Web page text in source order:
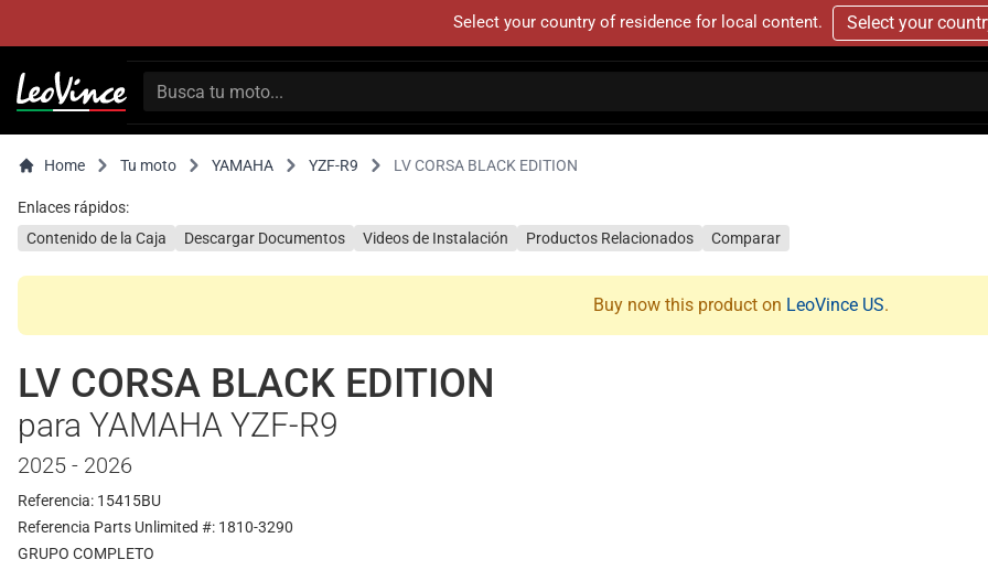
Select your country of residence for local content. Select your
Home Tu moto YAMAHA YZF-R9 LV CORSA BLACK EDITION
Enlaces rápidos:
Contenido de la Caja
Descargar Documentos Videos de Instalación Productos Relacionados Comparar
Buy now this product on LeoVince US.
LV CORSA BLACK EDITION
para YAMAHA YZF-R9
2025 - 2026
Referencia: 15415BU
Referencia Parts Unlimited #: 1810-3290
GRUPO COMPLETO